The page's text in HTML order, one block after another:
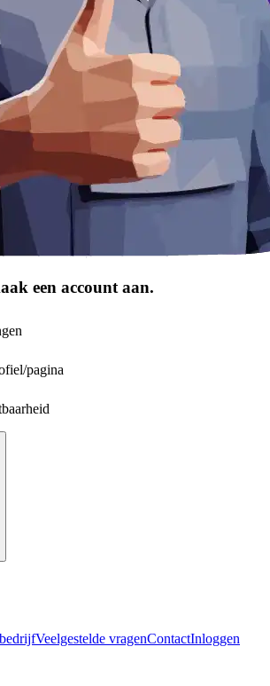
een account aan.
pagina
Veelgestelde vragenContactInloggen